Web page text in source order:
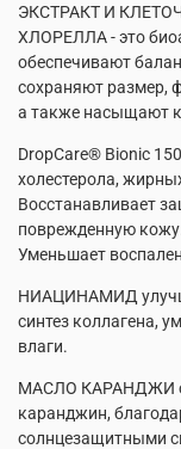
ЭКСТРАКТ И
ХЛОРЕЛЛА - это
обеспечивают
сохраняют размер,
а также насыщают
DropCare® Bionic
холестерола,
Восстанавливает
поврежденную
Уменьшает
НИАЦИНАМИД
синтез коллагена,
влаги.
МАСЛО КАРАНДЖИ
каранджин,
солнцезащитными